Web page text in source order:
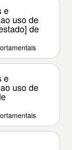
e
uso de
de
e
uso de